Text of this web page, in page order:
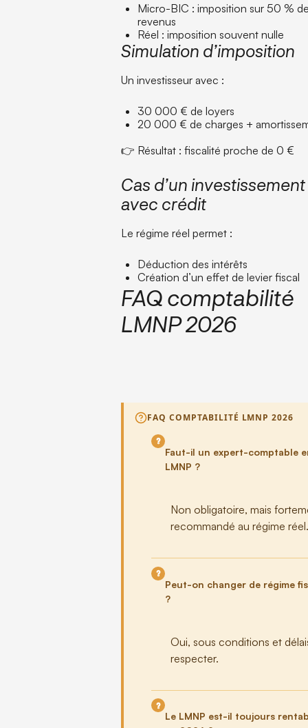
Micro-BIC : imposition sur 50 %
revenus
Réel : imposition souvent nulle
Simulation d’imposition
Un investisseur avec :
30 000 € de loyers
20 000 € de charges +
👉 Résultat : fiscalité proche de 0 €
Cas d’un investissement
avec crédit
Le régime réel permet :
Déduction des intérêts
Création d’un effet de levier fiscal
FAQ comptabilité
LMNP 2026
FAQ COMPTABILITÉ LMNP 2026
Faut-il un expert-comptable
LMNP ?
Non obligatoire, mais
recommandé au régime
Peut-on changer de régime
?
Oui, sous conditions et
respecter.
Le LMNP est-il toujours